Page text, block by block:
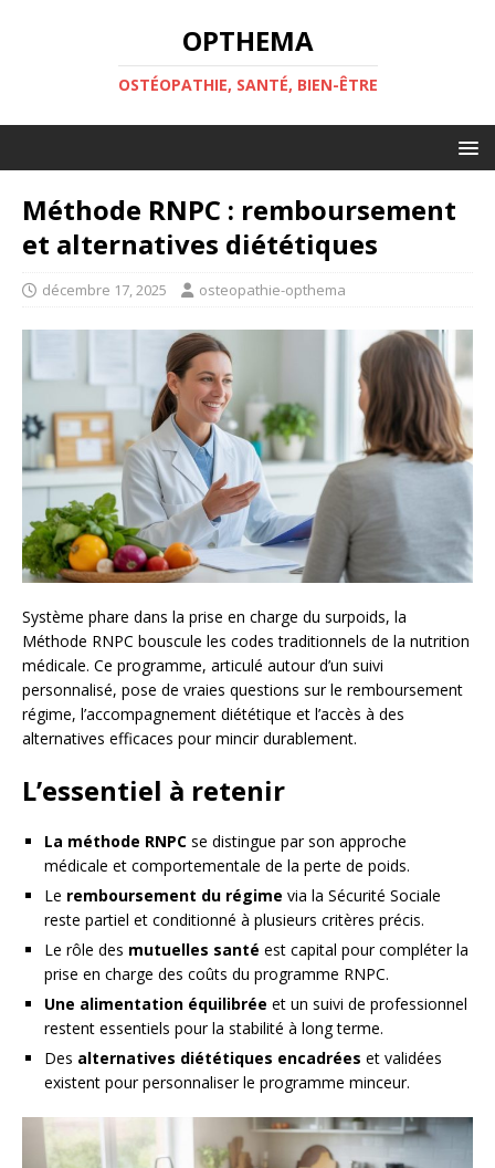
OPTHEMA
OSTÉOPATHIE, SANTÉ, BIEN-ÊTRE
Méthode RNPC : remboursement
et alternatives diététiques
décembre 17, 2025 osteopathie-opthema
Système phare dans la prise en charge du surpoids, la
Méthode RNPC bouscule les codes traditionnels de la nutrition
médicale. Ce programme, articulé autour d’un suivi
personnalisé, pose de vraies questions sur le remboursement
régime, l’accompagnement diététique et l’accès à des
alternatives efficaces pour mincir durablement.
L’essentiel à retenir
La méthode RNPC se distingue par son approche
médicale et comportementale de la perte de poids.
Le remboursement du régime via la Sécurité Sociale
reste partiel et conditionné à plusieurs critères précis.
Le rôle des mutuelles santé est capital pour compléter la
prise en charge des coûts du programme RNPC.
Une alimentation équilibrée et un suivi de professionnel
restent essentiels pour la stabilité à long terme.
Des alternatives diététiques encadrées et validées
existent pour personnaliser le programme minceur.